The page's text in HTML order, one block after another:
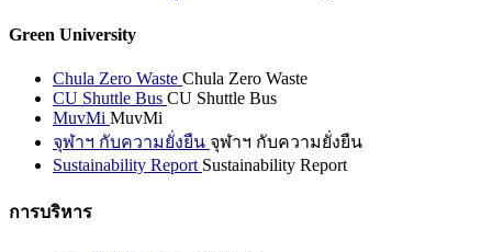
Green University
Chula Zero Waste Chula Zero Waste
CU Shuttle Bus CU Shuttle Bus
MuvMi MuvMi
จุฬาฯ กับความยั่งยืน จุฬาฯ กับความยั่งยืน
Sustainability Report Sustainability Report
การบริหาร